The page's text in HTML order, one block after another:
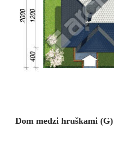
Dom medzi hruškami (G)